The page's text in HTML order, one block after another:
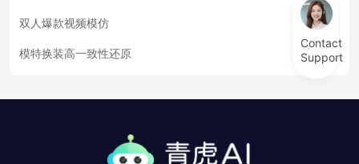
双人爆款视频模仿
模特换装高一致性还原
Contact
Support